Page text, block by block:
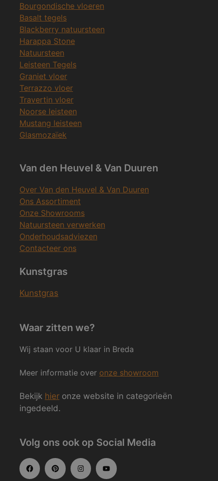
Bourgondische vloeren
Basalt tegels
Blackberry natuursteen
Harappa Stone
Natuursteen
Leisteen Tegels
Graniet vloer
Terrazzo vloer
Travertin vloer
Noorse leisteen
Mustang leisteen
Glasmozaïek
Van den Heuvel & Van Duuren
Over Van den Heuvel & Van Duuren
Ons Assortiment
Onze Showrooms
Natuursteen verwerken
Onderhoudsadviezen
Contacteer ons
Kunstgras
Kunstgras
Waar zitten we?
Wij staan voor U klaar in Breda
Meer informatie over onze showroom
Bekijk hier onze website in categorieën
ingedeeld.
Volg ons ook op Social Media